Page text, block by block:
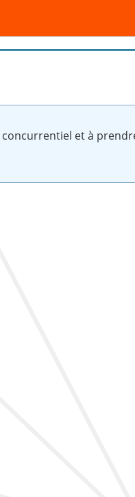
et à